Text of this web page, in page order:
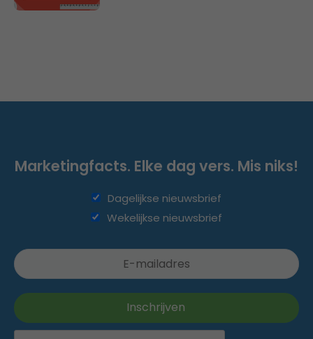
Marketingfacts. Elke dag vers. Mis niks!
Dagelijkse nieuwsbrief
Wekelijkse nieuwsbrief